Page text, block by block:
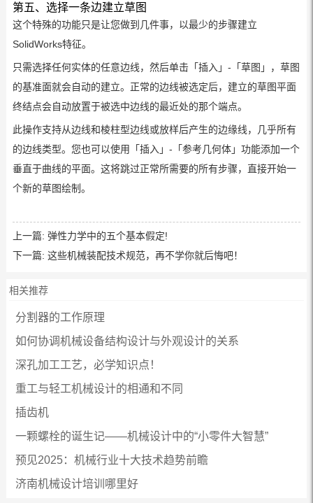
第五、选择一条边建立草图
这个特殊的功能只是让您做到几件事，以最少的步骤建立
SolidWorks特征。
只需选择任何实体的任意边线，然后单击「插入」-「草图」，草图
的基准面就会自动的建立。正常的边线被选定后，建立的草图平面
终结点会自动放置于被选中边线的最近处的那个端点。
此操作支持从边线和棱柱型边线或放样后产生的边缘线，几乎所有
的边线类型。您也可以使用「插入」-「参考几何体」功能添加一个
垂直于曲线的平面。这将跳过正常所需要的所有步骤，直接开始一
个新的草图绘制。
上一篇: 弹性力学中的五个基本假定!
下一篇: 这些机械装配技术规范，再不学你就后悔吧！
相关推荐
分割器的工作原理
如何协调机械设备结构设计与外观设计的关系
深孔加工工艺，必学知识点！
重工与轻工机械设计的相通和不同
插齿机
一颗螺栓的诞生记——机械设计中的“小零件大智慧”
预见2025：机械行业十大技术趋势前瞻
济南机械设计培训哪里好